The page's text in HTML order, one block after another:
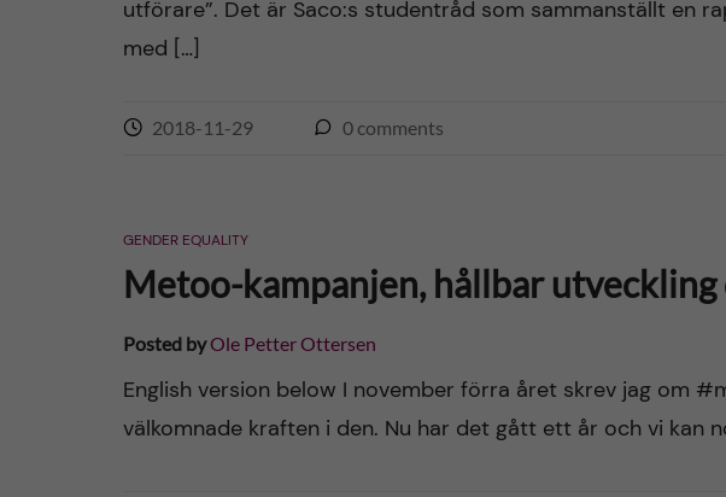
utförare”. Det är Saco:s studentråd som sammanställt en
med […]
2018-11-29 0 comments
GENDER EQUALITY
Metoo-kampanjen, hållbar utveckling
Posted byOle Petter Ottersen
English version below I november förra året skrev jag om
välkomnade kraften i den. Nu har det gått ett år och vi kan